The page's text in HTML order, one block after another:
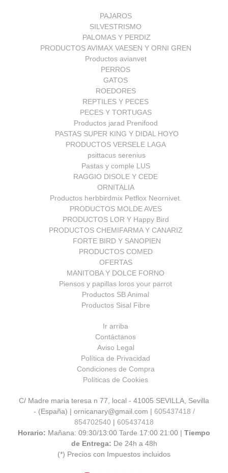
PAJAROS
SILVESTRISMO
PALOMAS Y PERDIZ
PRODUCTOS AVIMAX VAESEN Y ORNI GREN
Productos avianvet
PERROS
GATOS
ROEDORES
REPTILES Y PECES
PECES Y TORTUGAS
Productos jarad Prenifood
PASTAS SUPER KING Y DIDAL HOYO
PRODUCTOS VERSELE LAGA
psittacus serenius
Pastas y comple LUS
RAGGIO DISOLE Y CEDE
ORNITALIA
Productos herbbirdmix Petflox Neornivet.
PRODUCTOS MOLDE AVES
PRODUCTOS LOR Y Happy Bird
PRODUCTOS CHEMIFARMA Y CANARIZ
FORTE BIRD Y SANOPIEN
PRODUCTOS COMED
OFERTAS
MANITOBA Y DOLCE FORNO
Piensos y papillas loros your parrot
Productos SB Animal
Productos Sisal Fibre
Ir arriba
Contáctanos
Aviso Legal
Política de Privacidad
Condiciones de Compra
Políticas de Cookies
C/ Madre maria teresa n 77, local - 41005 SEVILLA, Sevilla
- (España) | ornicanary@gmail.com | 605437418 /
854702540 | 605437418
Horario: Mañana: 09:30/13:00 Tarde 17:00 21:00 | Tiempo
de Entrega: De 24h a 48h
(*) Precios con Impuestos incluidos